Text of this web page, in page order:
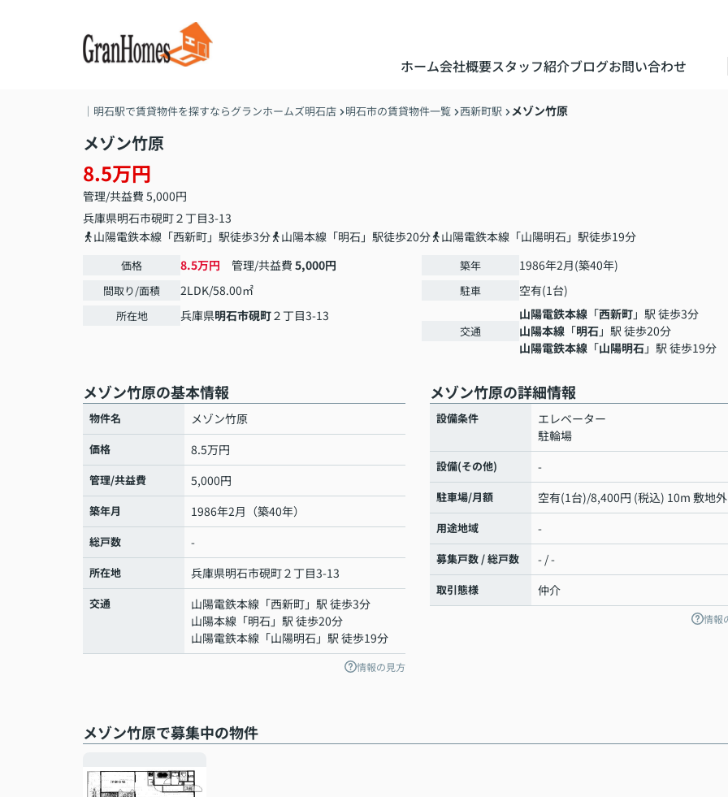
ホーム会社概要スタッフ紹介ブログお問い合わせ
｜明石駅で賃貸物件を探すならグランホームズ明石店 明石市の賃貸物件一覧 西新町駅 メゾン竹原
メゾン竹原
8.5万円
管理/共益費 5,000円
兵庫県明石市硯町２丁目3-13
山陽電鉄本線「西新町」駅徒歩3分
山陽本線「明石」駅徒歩20分 山陽電鉄本線「山陽明石」駅徒歩19分
価格 8.5万円 管理/共益費 5,000円
間取り/面積 2LDK/58.00㎡
所在地 兵庫県明石市硯町２丁目3-13
築年 1986年2月(築40年)
駐車 空有(1台)
交通
山陽電鉄本線 「西新町」駅 徒歩3分
山陽本線 「明石」駅 徒歩20分
山陽電鉄本線 「山陽明石」駅 徒歩19分
メゾン竹原の基本情報
物件名 メゾン竹原
価格 8.5万円
管理/共益費 5,000円
築年月 1986年2月（築40年）
総戸数 -
所在地 兵庫県明石市硯町２丁目3-13
交通 山陽電鉄本線 「西新町」駅 徒歩3分
山陽本線 「明石 」駅 徒歩20分
山陽電鉄本線 「山陽明石 」駅 徒歩19分
情報の見方
メゾン竹原の詳細情報
設備条件
エレベーター
駐輪場
設備(その他) -
駐車場/月額 空有(1台)/8,400円 (税込) 10m 敷地外
用途地域 -
募集戸数 / 総戸数 - / -
取引態様 仲介
情報
メゾン竹原で募集中の物件